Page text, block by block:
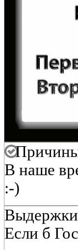
Причины
В наше
:-)
Выдержки
Если б